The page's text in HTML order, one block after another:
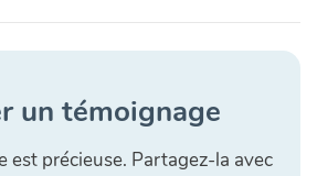
un témoignage
est précieuse. Partagez-la avec